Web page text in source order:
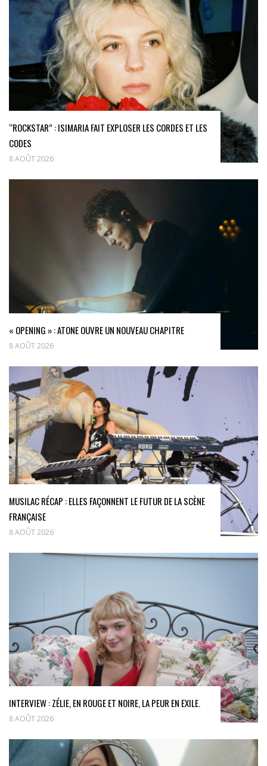
“ROCKSTAR” : ISIMARIA FAIT EXPLOSER LES CORDES ET LES
CODES
8 AOÛT 2026
« OPENING » : ATONE OUVRE UN NOUVEAU CHAPITRE
8 AOÛT 2026
MUSILAC RÉCAP : ELLES FAÇONNENT LE FUTUR DE LA SCÈNE
FRANÇAISE
8 AOÛT 2026
INTERVIEW : ZÉLIE, EN ROUGE ET NOIRE, LA PEUR EN EXILE.
8 AOÛT 2026